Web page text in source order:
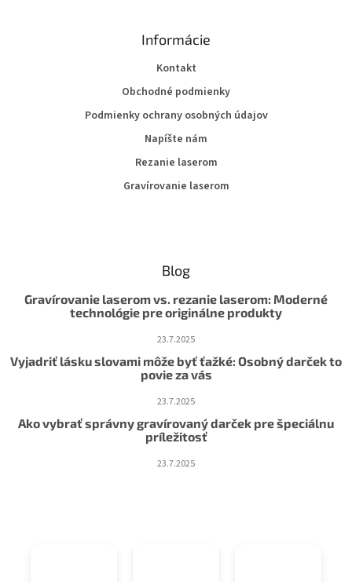
Informácie
Kontakt
Obchodné podmienky
Podmienky ochrany osobných údajov
Napíšte nám
Rezanie laserom
Gravírovanie laserom
Blog
Gravírovanie laserom vs. rezanie laserom: Moderné
technológie pre originálne produkty
23.7.2025
Vyjadriť lásku slovami môže byť ťažké: Osobný darček to
povie za vás
23.7.2025
Ako vybrať správny gravírovaný darček pre špeciálnu
príležitosť
23.7.2025